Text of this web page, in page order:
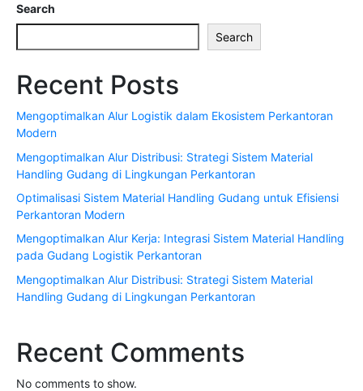
Search
Search
Recent Posts
Mengoptimalkan Alur Logistik dalam Ekosistem Perkantoran
Modern
Mengoptimalkan Alur Distribusi: Strategi Sistem Material
Handling Gudang di Lingkungan Perkantoran
Optimalisasi Sistem Material Handling Gudang untuk Efisiensi
Perkantoran Modern
Mengoptimalkan Alur Kerja: Integrasi Sistem Material Handling
pada Gudang Logistik Perkantoran
Mengoptimalkan Alur Distribusi: Strategi Sistem Material
Handling Gudang di Lingkungan Perkantoran
Recent Comments
No comments to show.